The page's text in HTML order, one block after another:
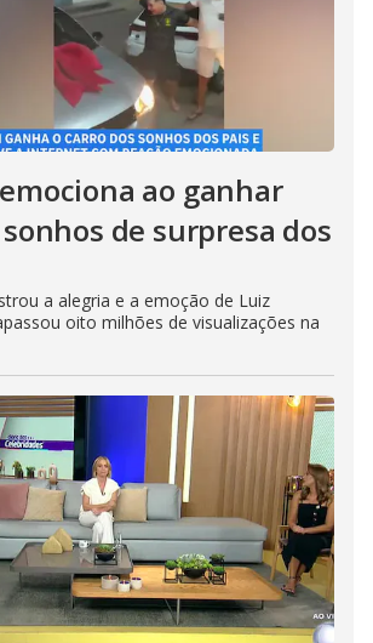
ao ganhar
de surpresa dos
a alegria e a emoção de Luiz
oito milhões de visualizações na